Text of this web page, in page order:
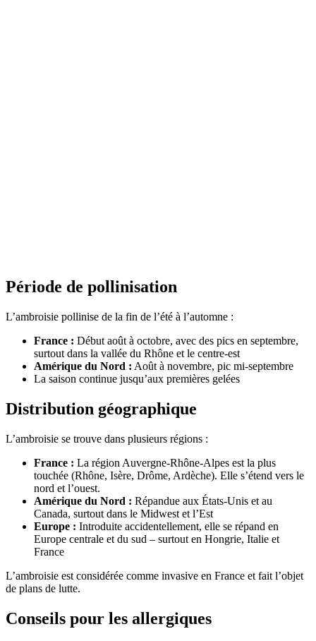
Période de pollinisation
L’ambroisie pollinise de la fin de l’été à l’automne :
France : Début août à octobre, avec des pics en septembre,
surtout dans la vallée du Rhône et le centre-est
Amérique du Nord : Août à novembre, pic mi-septembre
La saison continue jusqu’aux premières gelées
Distribution géographique
L’ambroisie se trouve dans plusieurs régions :
France : La région Auvergne-Rhône-Alpes est la plus
touchée (Rhône, Isère, Drôme, Ardèche). Elle s’étend vers le
nord et l’ouest.
Amérique du Nord : Répandue aux États-Unis et au
Canada, surtout dans le Midwest et l’Est
Europe : Introduite accidentellement, elle se répand en
Europe centrale et du sud – surtout en Hongrie, Italie et
France
L’ambroisie est considérée comme invasive en France et fait l’objet
de plans de lutte.
Conseils pour les allergiques